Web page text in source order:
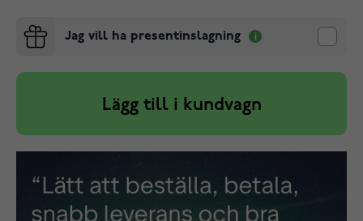
Jag vill ha presentinslagning
Lägg till i kundvagn